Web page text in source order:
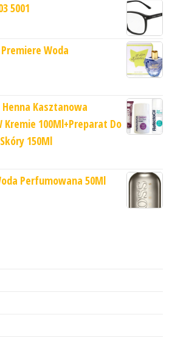
5001
Woda
Kasztanowa
Kremie 100Ml+Preparat Do
150Ml
Perfumowana 50Ml